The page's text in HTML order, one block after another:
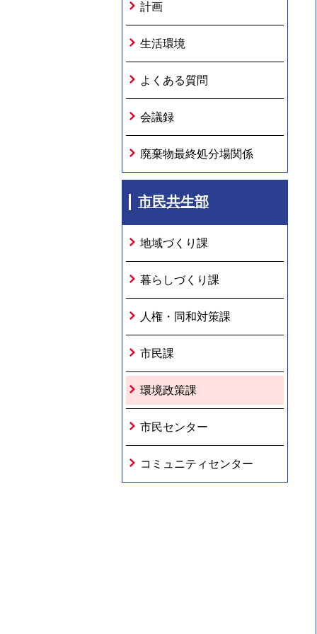
計画
生活環境
よくある質問
会議録
廃棄物最終処分場関係
市民共生部
地域づくり課
暮らしづくり課
人権・同和対策課
市民課
環境政策課
市民センター
コミュニティセンター